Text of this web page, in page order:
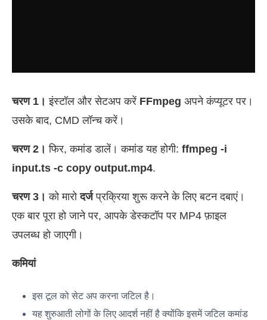
चरण 1। इंस्टॉल और सेटअप करें FFmpeg अपने कंप्यूटर पर।
उसके बाद, CMD लॉन्च करें।
चरण 2। फिर, कमांड डालें। कमांड यह होगी: ffmpeg -i
input.ts -c copy output.mp4.
चरण 3। को मारोदर्जप्रक्रिया शुरू करने के लिए बटन दबाएं।
एक बार पूरा हो जाने पर, आपके डेस्कटॉप पर MP4 फ़ाइल
उपलब्ध हो जाएगी।
कमियां
इस टूल को सेट अप करना जटिल है।
यह शुरुआती लोगों के लिए आदर्श नहीं है क्योंकि इसमें जटिल कमांड